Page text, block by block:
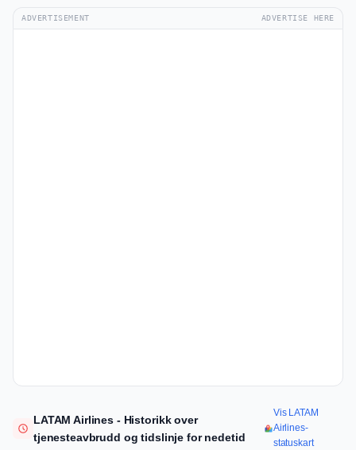
ADVERTISEMENT ADVERTISE HERE
LATAM Airlines - Historikk over
tjenesteavbrudd og tidslinje for nedetid
Vis LATAM
Airlines-
statuskart